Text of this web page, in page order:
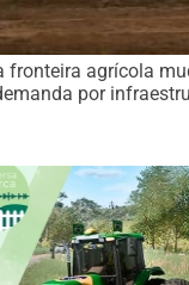
fronteira agrícola
por